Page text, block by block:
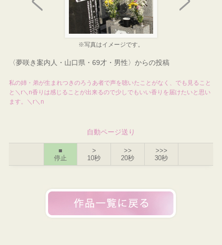
※写真はイメージです。
〈夢咲き案内人・山口県・69才・男性〉からの投稿
私の姉・弟が生まれつきのろうあ者で声を聴いたことがなく、でも見ること
と＼r＼n香りは感じることが出来るので少しでもいい香りを届けたいと思い
ます。＼r＼n
自動ページ送り
■
停止
>
10秒
>>
20秒
>>>
30秒